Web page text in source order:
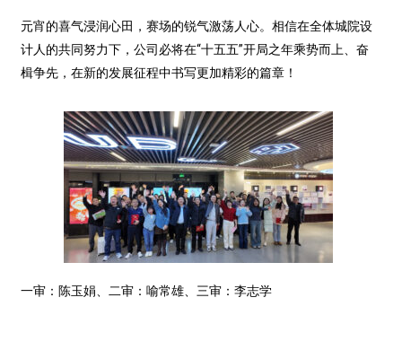
元宵的喜气浸润心田，赛场的锐气激荡人心。相信在全体城院设
计人的共同努力下，公司必将在“十五五”开局之年乘势而上、奋
楫争先，在新的发展征程中书写更加精彩的篇章！
一审：陈玉娟、二审：喻常雄、三审：李志学